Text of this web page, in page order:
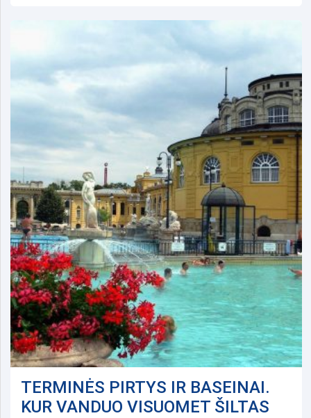
TERMINĖS PIRTYS IR BASEINAI.
KUR VANDUO VISUOMET ŠILTAS